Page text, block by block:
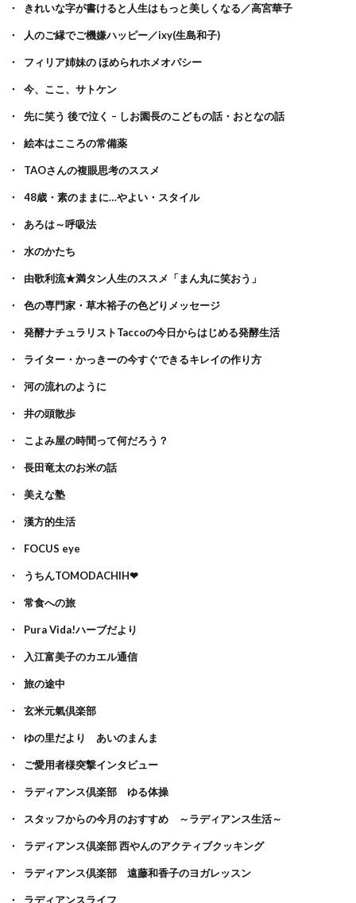
きれいな字が書けると人生はもっと美しくなる／高宮華子
人のご縁でご機嫌ハッピー／ixy(生島和子)
フィリア姉妹の ほめられホメオパシー
今、ここ、サトケン
先に笑う 後で泣く – しお園長のこどもの話・おとなの話
絵本はこころの常備薬
TAOさんの複眼思考のススメ
48歳・素のままに…やよい・スタイル
あろは～呼吸法
水のかたち
由歌利流★満タン人生のススメ「まん丸に笑おう」
色の専門家・草木裕子の色どりメッセージ
発酵ナチュラリストTaccoの今日からはじめる発酵生活
ライター・かっきーの今すぐできるキレイの作り方
河の流れのように
井の頭散歩
こよみ屋の時間って何だろう？
長田竜太のお米の話
美えな塾
漢方的生活
FOCUS eye
うちんTOMODACHIH❤
常食への旅
Pura Vida!ハーブだより
入江富美子のカエル通信
旅の途中
玄米元氣倶楽部
ゆの里だより あいのまんま
ご愛用者様突撃インタビュー
ラディアンス倶楽部 ゆる体操
スタッフからの今月のおすすめ ～ラディアンス生活～
ラディアンス倶楽部 西やんのアクティブクッキング
ラディアンス倶楽部 遠藤和香子のヨガレッスン
ラディアンスライフ